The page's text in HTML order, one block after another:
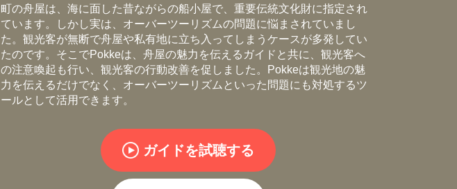
町の舟屋は、海に面した昔ながらの船小屋で、重要伝統文化財に指定され
ています。しかし実は、オーバーツーリズムの問題に悩まされていまし
た。観光客が無断で舟屋や私有地に立ち入ってしまうケースが多発してい
たのです。そこでPokkeは、舟屋の魅力を伝えるガイドと共に、観光客へ
の注意喚起も行い、観光客の行動改善を促しました。Pokkeは観光地の魅
力を伝えるだけでなく、オーバーツーリズムといった問題にも対処するツ
ールとして活用できます。
ガイドを試聴する